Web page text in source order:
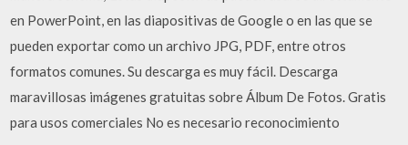
en PowerPoint, en las diapositivas de Google o en las que se
pueden exportar como un archivo JPG, PDF, entre otros
formatos comunes. Su descarga es muy fácil. Descarga
maravillosas imágenes gratuitas sobre Álbum De Fotos. Gratis
para usos comerciales No es necesario reconocimiento